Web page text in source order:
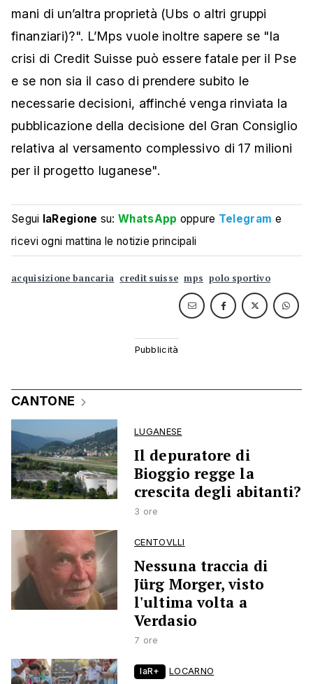
mani di un’altra proprietà (Ubs o altri gruppi
finanziari)?". L’Mps vuole inoltre sapere se "la
crisi di Credit Suisse può essere fatale per il Pse
e se non sia il caso di prendere subito le
necessarie decisioni, affinché venga rinviata la
pubblicazione della decisione del Gran Consiglio
relativa al versamento complessivo di 17 milioni
per il progetto luganese".
Segui laRegione su:WhatsApp oppure Telegram e
ricevi ogni mattina le notizie principali
acquisizione bancaria credit suisse mps polo sportivo
CANTONE
LUGANESE
Il depuratore di
Bioggio regge la
crescita degli abitanti?
3 ore
CENTOVLLI
Nessuna traccia di
Jürg Morger, visto
l'ultima volta a
Verdasio
7 ore
laR+ LOCARNO